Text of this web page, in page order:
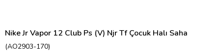
Nike Jr Vapor 12 Club Ps (V) Njr Tf Çocuk Halı Saha
(AO2903-170)